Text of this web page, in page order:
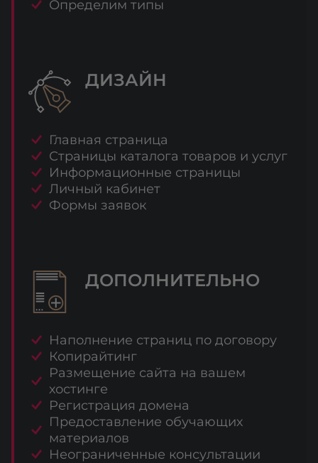
Определим типы
ДИЗАЙН
Главная страница
Страницы каталога товаров и услуг
Информационные страницы
Личный кабинет
Формы заявок
ДОПОЛНИТЕЛЬНО
Наполнение страниц по договору
Копирайтинг
Размещение сайта на вашем
хостинге
Регистрация домена
Предоставление обучающих
материалов
Неограниченные консультации